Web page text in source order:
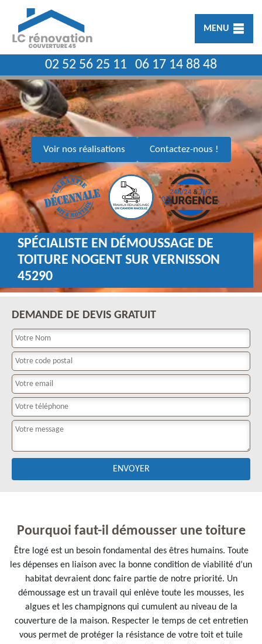
MENU
02 52 56 25 11 06 17 14 88 48
Voir nos réalisations Contactez-nous !
SPÉCIALISTE EN DÉMOUSSAGE DE
TOITURE NOGENT SUR VERNISSON
45290
DEMANDE DE DEVIS GRATUIT
Pourquoi faut-il démousser une toiture
Être logé est un besoin fondamental des êtres humains. Toute
les dépenses en liaison avec la bonne condition de viabilité d’un
habitat devraient donc faire partie de notre priorité. Un
démoussage est un travail qui enlève toute les mousses, les
algues et les champignons qui cumulent au niveau de la
couverture de la maison. Respecter le temps de cet entretien
vous permet de protéger la résistance de votre toit et tuile